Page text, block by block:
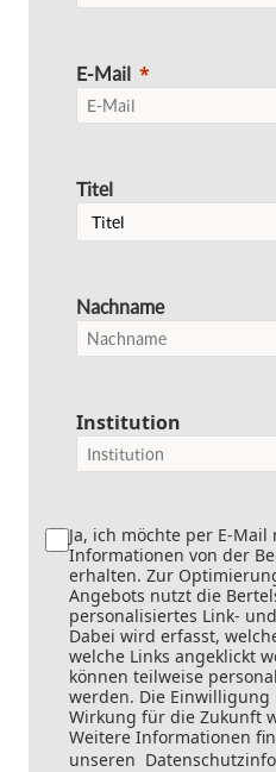
E-Mail
Titel
Nachname
Institution
Ja, ich möchte per E-
Informationen von der
erhalten. Zur
Angebots nutzt die
personalisiertes Link-
Dabei wird erfasst,
welche Links angeklickt
können teilweise
werden. Die
Wirkung für die Zukunft
Weitere Informationen
unseren